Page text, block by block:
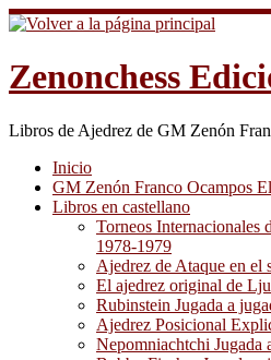
Saltar
al
Zenonchess
Libros de Ajedrez de GM Zenón
Inicio
GM Zenón Franco Ocampos
Libros en castellano
Torneos Internacionales
1978-1979
Ajedrez de Ataque en
El ajedrez original de
Rubinstein Jugada a
Ajedrez Posicional
Nepomniachtchi Jugada